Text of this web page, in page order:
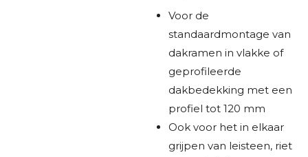
Voor de
standaardmontage van
dakramen in vlakke of
geprofileerde
dakbedekking met een
profiel tot 120 mm
Ook voor het in elkaar
grijpen van leisteen, riet